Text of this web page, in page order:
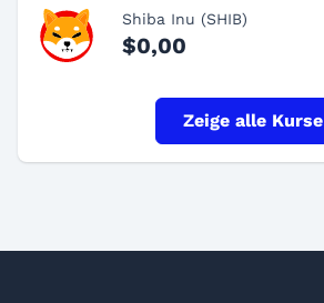
Shiba Inu (SHIB)
$0,00
Zeige alle Kurse